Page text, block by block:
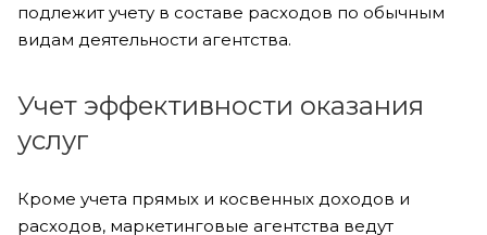
подлежит учету в составе расходов по обычным
видам деятельности агентства.
Учет эффективности оказания
услуг
Кроме учета прямых и косвенных доходов и
расходов, маркетинговые агентства ведут